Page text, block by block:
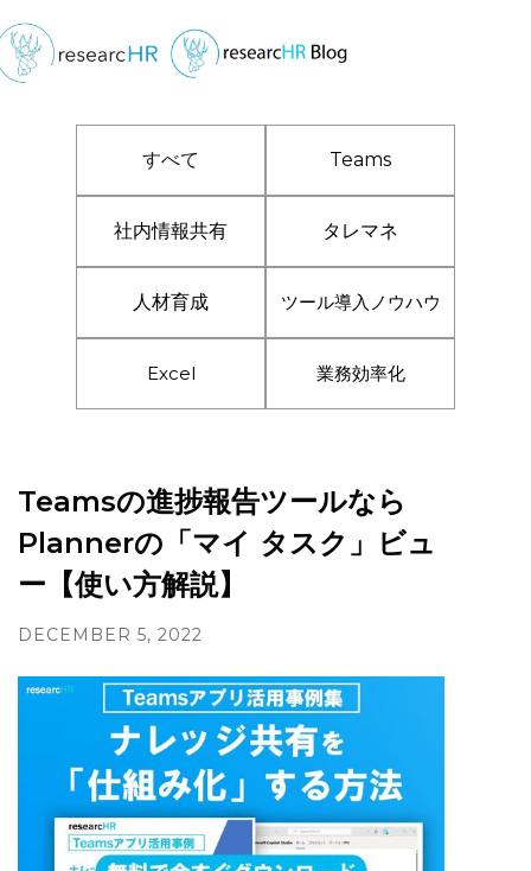
すべて Teams
社内情報共有 タレマネ
人材育成 ツール導入ノウハウ
Excel 業務効率化
Teamsの進捗報告ツールなら
Plannerの「マイ タスク」ビュ
ー【使い方解説】
DECEMBER 5, 2022